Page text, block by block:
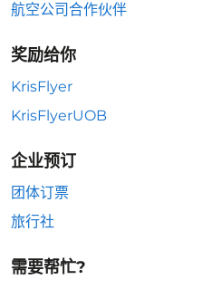
航空公司合作伙伴
奖励给你
KrisFlyer
KrisFlyerUOB
企业预订
团体订票
旅行社
需要帮忙?